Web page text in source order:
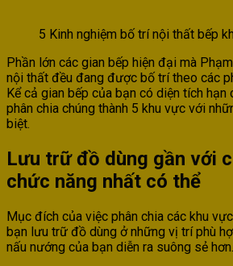
5 Kinh nghiệm bố trí nội thất bếp
Phần lớn các gian bếp hiện đại mà
nội thất đều đang được bố trí theo các
Kể cả gian bếp của bạn có diện tích hạn
phân chia chúng thành 5 khu vực với
biệt.
Lưu trữ đồ dùng gần với
chức năng nhất có thể
Mục đích của việc phân chia các khu
bạn lưu trữ đồ dùng ở những vị trí phù
nấu nướng của bạn diễn ra suông sẻ hơn.